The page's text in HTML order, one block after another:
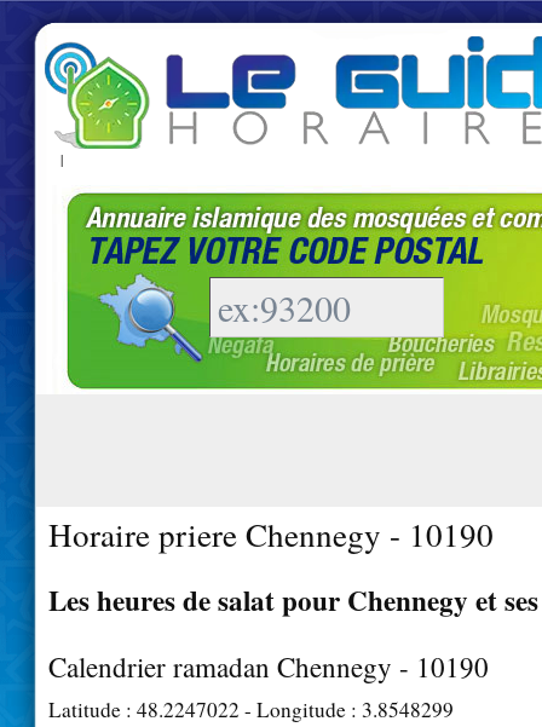
|
Horaire priere Chennegy - 10190
Les heures de salat pour Chennegy et
Calendrier ramadan Chennegy - 10190
Latitude : 48.2247022 - Longitude : 3.8548299